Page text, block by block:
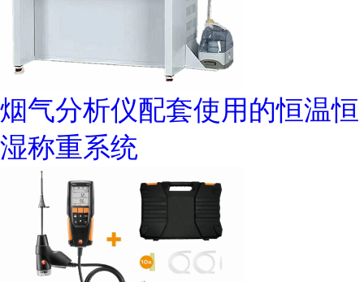
烟气分析仪配套使用的恒温恒
湿称重系统